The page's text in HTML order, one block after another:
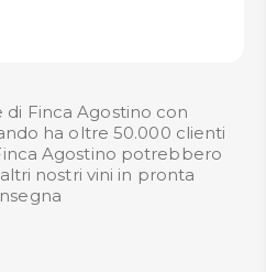
di Finca Agostino con
ha oltre 50.000 clienti
Agostino potrebbero
nostri vini in pronta